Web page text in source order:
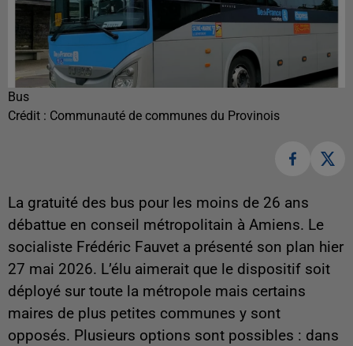
Bus
Crédit : Communauté de communes du Provinois
La gratuité des bus pour les moins de 26 ans
débattue en conseil métropolitain à Amiens. Le
socialiste Frédéric Fauvet a présenté son plan hier
27 mai 2026. L’élu aimerait que le dispositif soit
déployé sur toute la métropole mais certains
maires de plus petites communes y sont
opposés. Plusieurs options sont possibles : dans